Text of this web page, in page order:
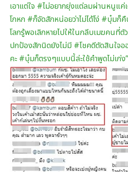
เอาแต่ใจ #ไม่อยากยุ่งแต่ลมผ่านหนูแ
โกหก #ก็จัดสักหน่อยว่าไม่ได้โง่ #บุ๋มก็
โลกรู้พอเลิกหายไปให้ในกลีบเมฆคนที่ตั
ปกป้องสักนิดยังไม่มี #โชคดีตัดสินใจอ
คะ #บุ๋มก็ตรงๆแบบนี้ล่ะใช้คำพูดไม่เก่ง”